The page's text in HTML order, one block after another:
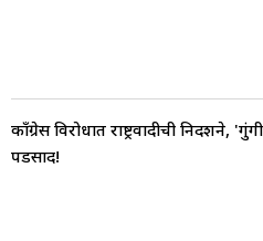
काँग्रेस विरोधात राष्ट्रवादीची निदर्शने,
पडसाद!